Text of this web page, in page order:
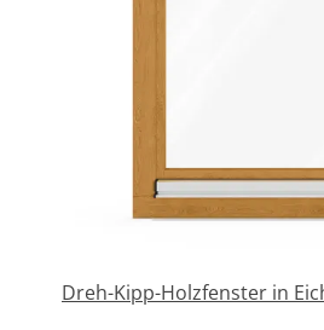
Zäune & Tore
Garagentore
Dreh-Kipp-Holzfenster in